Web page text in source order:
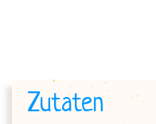
Zutaten